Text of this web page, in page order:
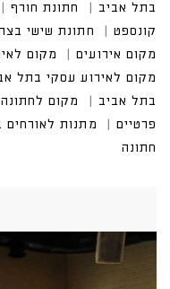
בתל אביב
חתונת חורף
קונספט
חתונת שישי
מקום אירועים
מקום
מקום לאירוע עסקי בתל
בתל אביב
מקום
פרטיים
מתנות לאורחים
חתונה